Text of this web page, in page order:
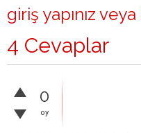
giriş yapınız veya
4 Cevaplar
0
oy